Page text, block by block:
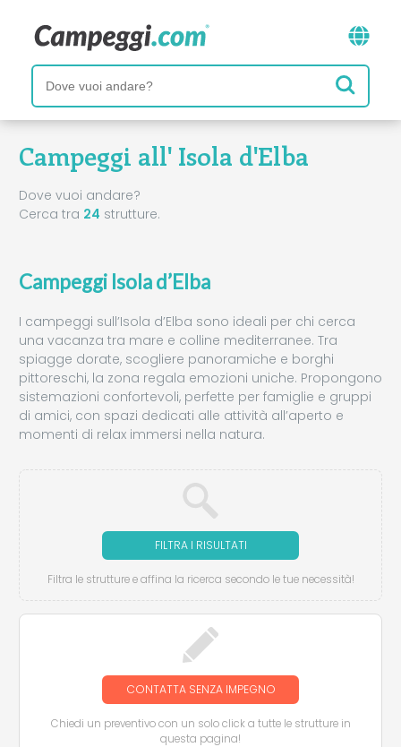
Campeggi all' Isola d'Elba
Dove vuoi andare?
Cerca tra 24 strutture.
Campeggi Isola d’Elba
I campeggi sull’Isola d’Elba sono ideali per chi cerca
una vacanza tra mare e colline mediterranee. Tra
spiagge dorate, scogliere panoramiche e borghi
pittoreschi, la zona regala emozioni uniche. Propongono
sistemazioni confortevoli, perfette per famiglie e gruppi
di amici, con spazi dedicati alle attività all’aperto e
momenti di relax immersi nella natura.
FILTRA I RISULTATI
Filtra le strutture e affina la ricerca secondo le tue necessità!
CONTATTA SENZA IMPEGNO
Chiedi un preventivo con un solo click a tutte le strutture in
questa pagina!